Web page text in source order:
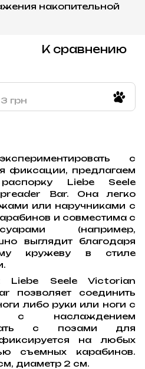
накопительной
К сравнению
грн
с
фиксации, предлагаем
Liebe Seele
Bar. Она легко
или наручниками с
и совместима с
(например,
выглядит благодаря
кружеву в стиле
Liebe Seele Victorian
позволяет соединить
либо руки или ноги с
наслаждением
с позами для
на любых
съемных карабинов.
диаметр 2 см.